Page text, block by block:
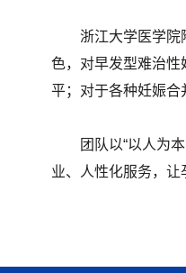
浙江大学医学
色，对早发型难治性
平；对于各种妊娠合
团队以“以人为
业、人性化服务，让